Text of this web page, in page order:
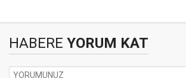
HABERE YORUM KAT